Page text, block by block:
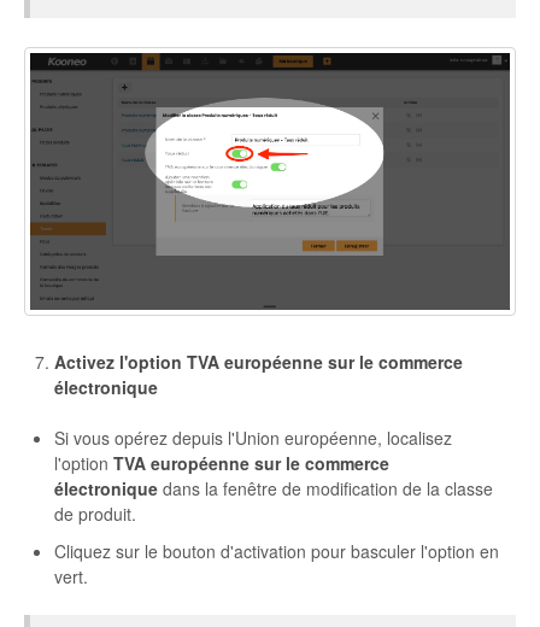
Activez l'option TVA européenne sur le commerce
électronique
Si vous opérez depuis l'Union européenne, localisez
l'option TVA européenne sur le commerce
électronique dans la fenêtre de modification de la classe
de produit.
Cliquez sur le bouton d'activation pour basculer l'option en
vert.